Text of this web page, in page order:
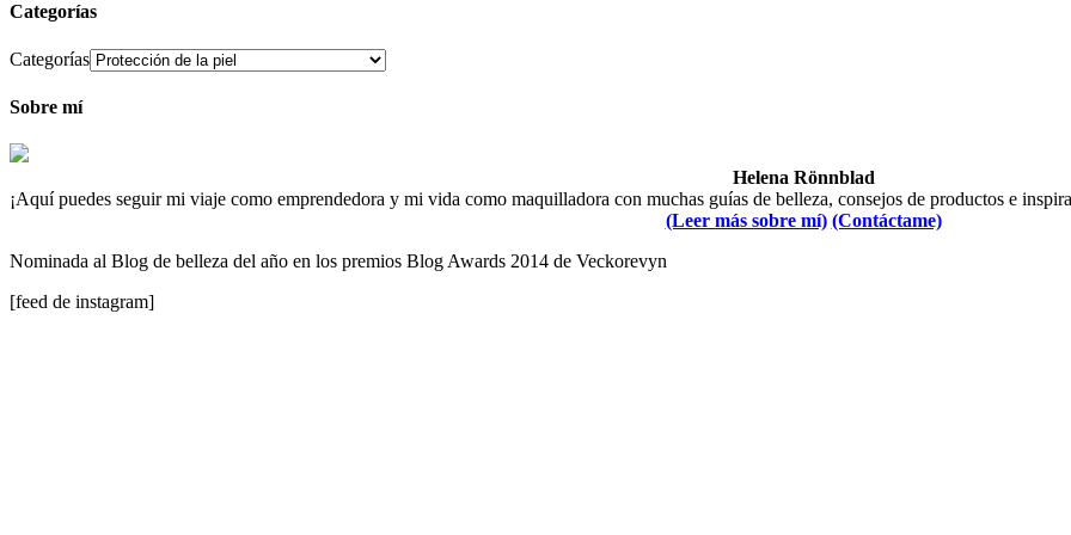
Categorías
Categorías
Sobre mí
Helena Rönnblad
¡Aquí puedes seguir mi viaje como emprendedora y mi vida como maquilladora con muchas guías de belleza, consejos de productos e
(Leer más sobre mí) (Contáctame)
Nominada al Blog de belleza del año en los premios Blog Awards 2014 de Veckorevyn
[feed de instagram]